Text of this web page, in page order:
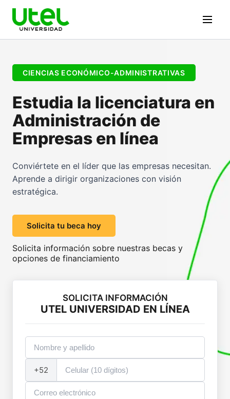
CIENCIAS ECONÓMICO-ADMINISTRATIVAS
Estudia la licenciatura en
Administración de
Empresas en línea
Conviértete en el líder que las empresas necesitan.
Aprende a dirigir organizaciones con visión
estratégica.
Solicita tu beca hoy
Solicita información sobre nuestras becas y
opciones de financiamiento
SOLICITA INFORMACIÓN
UTEL UNIVERSIDAD EN LÍNEA
+52